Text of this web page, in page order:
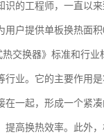
的工程师，一直以来
户提供单板换热面积
交换器》标准和行业
业。它的主要作用
一起，形成一个紧凑
高换热效率。此外，